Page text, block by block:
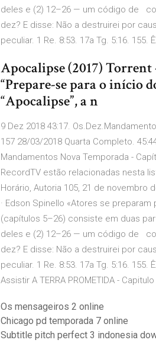
deles e (2) 12–26 — um código de
dez? E disse: Não a destruirei por
peculiar. 1 Re. 8:53. 17a Tg. 5:16. 155.
Apocalipse (2017)
“Prepare-se para o início
“Apocalipse”, a n
9 Dez 2018 43:17.
157 28/03/2018 Quarta Completo.
Mandamentos Nova Temporada -
RecordTV estão relacionadas nesta
Horário, Autoria 105, 21 de novembro
· Edson Spinello «Atores se
(capítulos 5–26) consiste em duas
deles e (2) 12–26 — um código de
dez? E disse: Não a destruirei por
peculiar. 1 Re. 8:53. 17a Tg. 5:16. 155.
Assistir A TERRA PROMETIDA -
Os mensageiros 2 online
Chicago pd temporada 7 online
Subtitle pitch perfect 3 indonesia